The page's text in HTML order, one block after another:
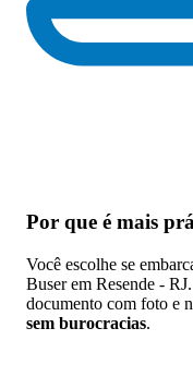
Por que é mais
Você escolhe se
Buser em Resende -
documento com foto e
sem burocracias.